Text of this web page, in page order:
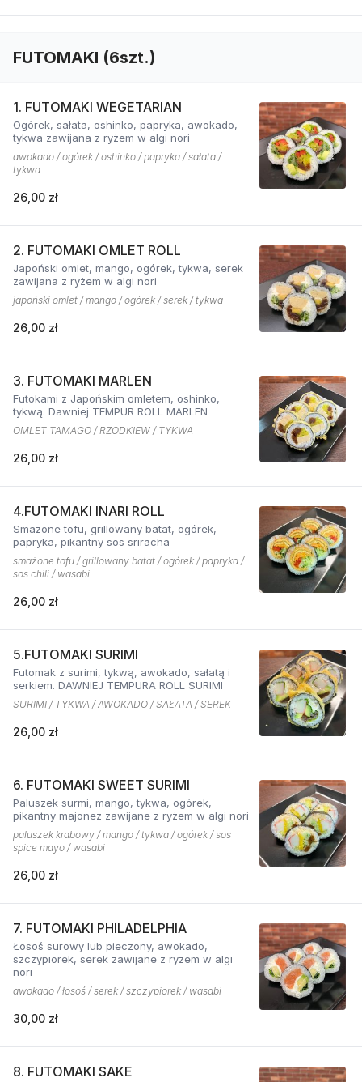
FUTOMAKI (6szt.)
1. FUTOMAKI WEGETARIAN
Ogórek, sałata, oshinko, papryka, awokado,
tykwa zawijana z ryżem w algi nori
awokado / ogórek / oshinko / papryka / sałata /
tykwa
26,00 zł
2. FUTOMAKI OMLET ROLL
Japoński omlet, mango, ogórek, tykwa, serek
zawijana z ryżem w algi nori
japoński omlet / mango / ogórek / serek / tykwa
26,00 zł
3. FUTOMAKI MARLEN
Futokami z Japońskim omletem, oshinko,
tykwą. Dawniej TEMPUR ROLL MARLEN
OMLET TAMAGO / RZODKIEW / TYKWA
26,00 zł
4.FUTOMAKI INARI ROLL
Smażone tofu, grillowany batat, ogórek,
papryka, pikantny sos sriracha
smażone tofu / grillowany batat / ogórek / papryka /
sos chili / wasabi
26,00 zł
5.FUTOMAKI SURIMI
Futomak z surimi, tykwą, awokado, sałatą i
serkiem. DAWNIEJ TEMPURA ROLL SURIMI
SURIMI / TYKWA / AWOKADO / SAŁATA / SEREK
26,00 zł
6. FUTOMAKI SWEET SURIMI
Paluszek surmi, mango, tykwa, ogórek,
pikantny majonez zawijane z ryżem w algi nori
paluszek krabowy / mango / tykwa / ogórek / sos
spice mayo / wasabi
26,00 zł
7. FUTOMAKI PHILADELPHIA
Łosoś surowy lub pieczony, awokado,
szczypiorek, serek zawijane z ryżem w algi
nori
awokado / łosoś / serek / szczypiorek / wasabi
30,00 zł
8. FUTOMAKI SAKE